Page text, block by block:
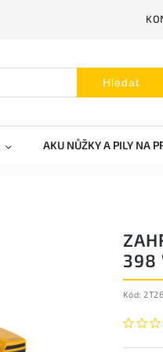
Hledat
AKU NŮŽKY A PILY NA
398
Kód: